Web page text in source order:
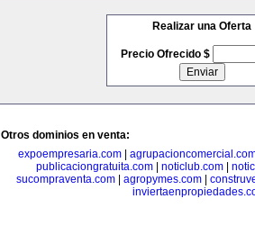
Realizar una Oferta
Precio Ofrecido $
Otros dominios en venta:
expoempresaria.com|
publicaciongratuita.com| noticlub.com|
sucompraventa.com
agropymes.com